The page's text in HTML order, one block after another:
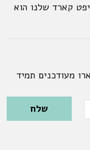
קארד שלנו הוא
מעודכנים תמיד